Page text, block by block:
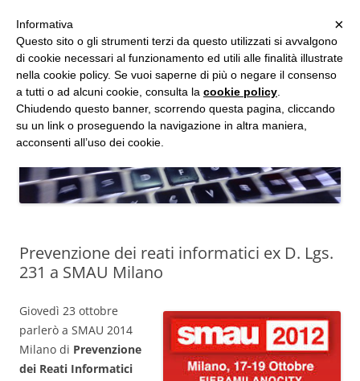
Vai
al
contenuto
Studio d'Informatica Forense
Perizie Informatiche Forensi, CTP e CTU in Processi Civili e Penali
Prevenzione dei reati informatici ex D. Lgs.
231 a SMAU Milano
Giovedì 23 ottobre
parlerò a SMAU 2014
Milano di Prevenzione
dei Reati Informatici
MENU ×
Informativa
Questo sito o gli strumenti terzi da questo utilizzati si avvalgono
di cookie necessari al funzionamento ed utili alle finalità illustrate
nella cookie policy. Se vuoi saperne di più o negare il consenso
a tutti o ad alcuni cookie, consulta la cookie policy
Chiudendo questo banner, scorrendo questa pagina, cliccando
su un link o proseguendo la navigazione in altra maniera,
acconsenti all’uso dei cookie.